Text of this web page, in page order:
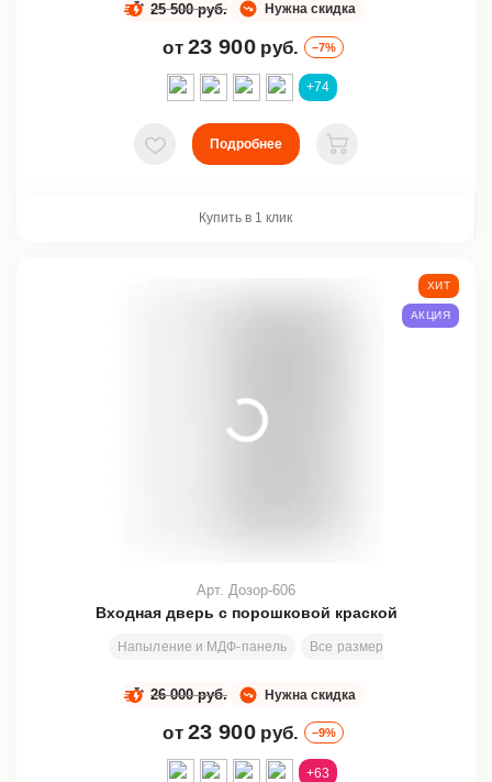
Нужна скидка
25 500 руб.
от 23 900 руб. –7%
+74
В избранное
Подробнее
В корзину
Купить в 1 клик
Входная дверь с порошковой краской
Напыление и МДФ-панель Все размеры
Арт. Дозор-606
Нужна скидка
26 000 руб.
от 23 900 руб. –9%
ХИТ
АКЦИЯ
+63